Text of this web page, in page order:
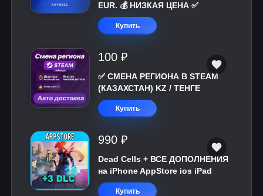
EUR. 💰 НИЗКАЯ ЦЕНА ✅
Купить
100 ₽
✅ СМЕНА РЕГИОНА В STEAM
(КАЗАХСТАН) KZ / ТЕНГЕ
Купить
990 ₽
Dead Cells + ВСЕ ДОПОЛНЕНИЯ
на iPhone AppStore ios iPad
Купить